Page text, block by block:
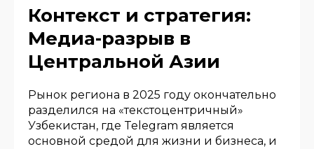
Контекст и стратегия:
Медиа-разрыв в
Центральной Азии
Рынок региона в 2025 году окончательно
разделился на «текстоцентричный»
Узбекистан, где Telegram является
основной средой для жизни и бизнеса, и